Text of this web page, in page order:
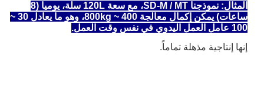
المثال: نموذجنا SD-M / MT، مع سعة 120L سلة، يوميا (8
ساعات) يمكن إكمال معالجة 400 ~ 800kg، وهو ما يعادل 30 ~
100 عامل العمل اليدوي في نفس وقت العمل.
إنها إنتاجية مذهلة تماماً.